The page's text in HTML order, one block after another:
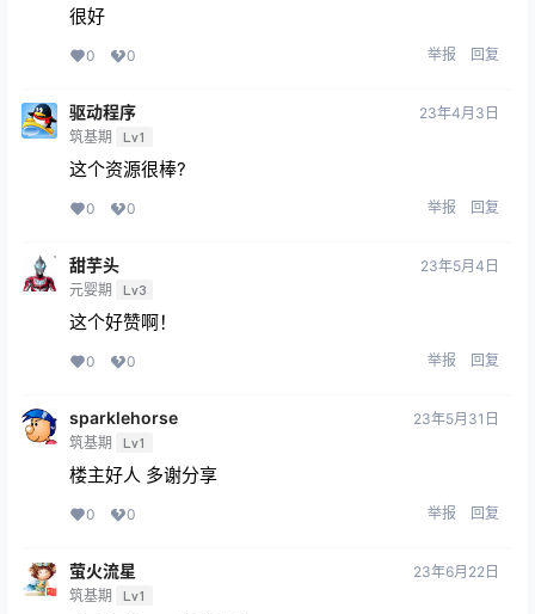
很好
0 0 举报 回复
驱动程序
筑基期 Lv1
23年4月3日
这个资源很棒?
0 0 举报 回复
甜芋头
元婴期 Lv3
23年5月4日
这个好赞啊！
0 0 举报 回复
sparklehorse
筑基期 Lv1
23年5月31日
楼主好人 多谢分享
0 0 举报 回复
萤火流星
筑基期 Lv1
23年6月22日